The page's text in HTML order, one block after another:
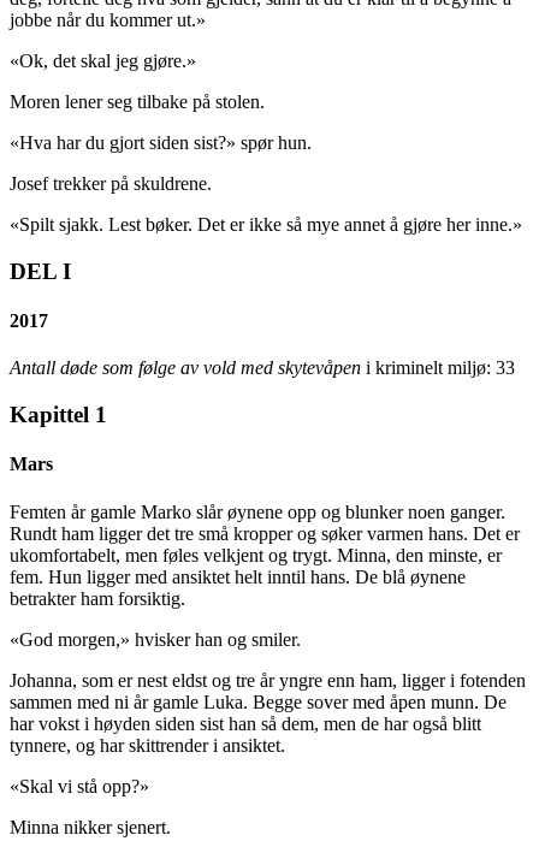
jobbe når du kommer ut.»
«Ok, det skal jeg gjøre.»
Moren lener seg tilbake på stolen.
«Hva har du gjort siden sist?» spør hun.
Josef trekker på skuldrene.
«Spilt sjakk. Lest bøker. Det er ikke så mye annet å gjøre her inne.»
DEL I
2017
Antall døde som følge av vold med skytevåpen i kriminelt miljø: 33
Kapittel 1
Mars
Femten år gamle Marko slår øynene opp og blunker noen ganger.
Rundt ham ligger det tre små kropper og søker varmen hans. Det er
ukomfortabelt, men føles velkjent og trygt. Minna, den minste, er
fem. Hun ligger med ansiktet helt inntil hans. De blå øynene
betrakter ham forsiktig.
«God morgen,» hvisker han og smiler.
Johanna, som er nest eldst og tre år yngre enn ham, ligger i fotenden
sammen med ni år gamle Luka. Begge sover med åpen munn. De
har vokst i høyden siden sist han så dem, men de har også blitt
tynnere, og har skittrender i ansiktet.
«Skal vi stå opp?»
Minna nikker sjenert.